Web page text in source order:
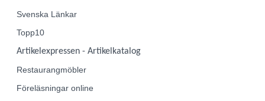
Svenska Länkar
Topp10
Artikelexpressen - Artikelkatalog
Restaurangmöbler
Föreläsningar online